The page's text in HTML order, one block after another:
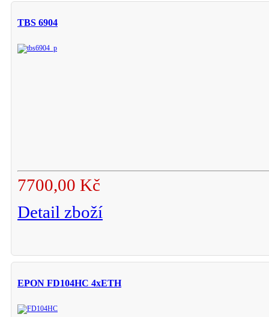
TBS 6904
7700,00 Kč
Detail zboží
EPON FD104HC 4xETH